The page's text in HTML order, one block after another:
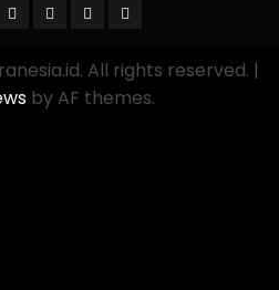
All rights reserved. |
by AF themes.